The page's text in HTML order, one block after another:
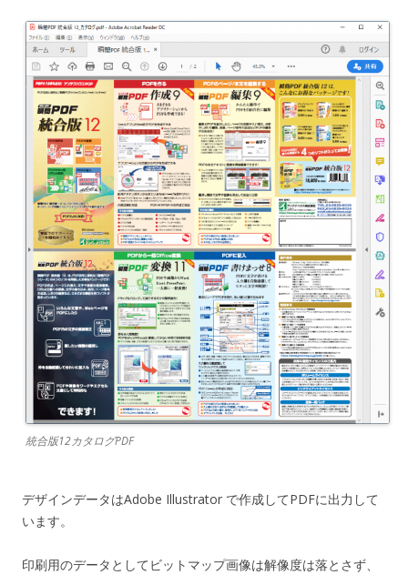
統合版12カタログPDF
デザインデータはAdobe Illustrator で作成してPDFに出力して
います。
印刷用のデータとしてビットマップ画像は解像度は落とさず、